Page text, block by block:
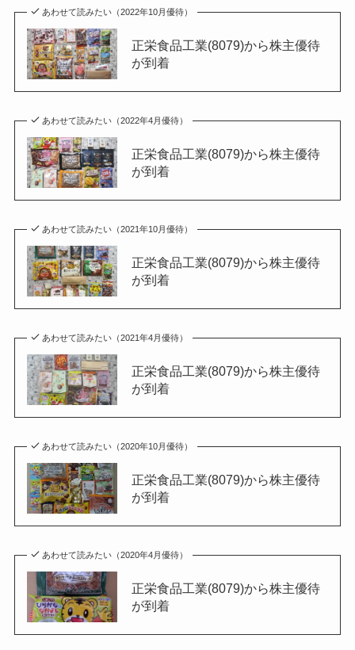
あわせて読みたい（2022年10月優待）
正栄食品工業(8079)から株主優待
が到着
あわせて読みたい（2022年4月優待）
正栄食品工業(8079)から株主優待
が到着
あわせて読みたい（2021年10月優待）
正栄食品工業(8079)から株主優待
が到着
あわせて読みたい（2021年4月優待）
正栄食品工業(8079)から株主優待
が到着
あわせて読みたい（2020年10月優待）
正栄食品工業(8079)から株主優待
が到着
あわせて読みたい（2020年4月優待）
正栄食品工業(8079)から株主優待
が到着